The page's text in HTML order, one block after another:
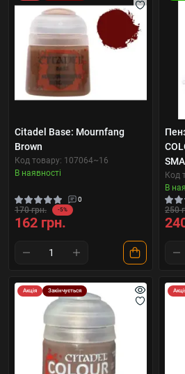
Citadel Base: Mournfang
Brown
Код товару: 107064~16
В наявності
0
170 грн. -5%
162 грн.
Код
В
250
Акція Закінчується